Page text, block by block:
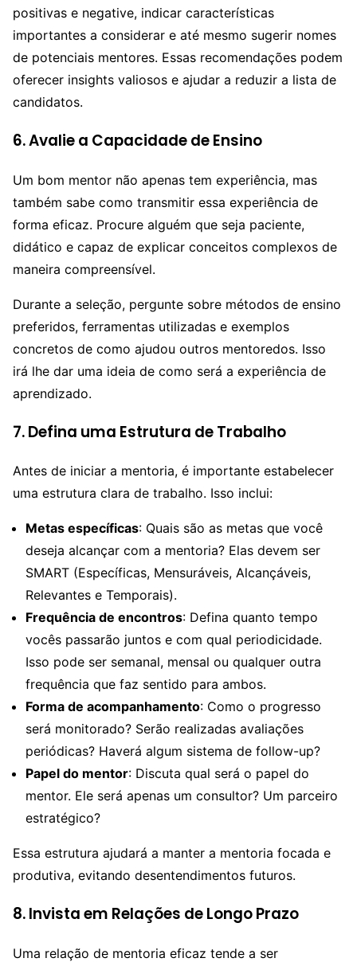
positivas e negative, indicar características
importantes a considerar e até mesmo sugerir nomes
de potenciais mentores. Essas recomendações podem
oferecer insights valiosos e ajudar a reduzir a lista de
candidatos.
6. Avalie a Capacidade de Ensino
Um bom mentor não apenas tem experiência, mas
também sabe como transmitir essa experiência de
forma eficaz. Procure alguém que seja paciente,
didático e capaz de explicar conceitos complexos de
maneira compreensível.
Durante a seleção, pergunte sobre métodos de ensino
preferidos, ferramentas utilizadas e exemplos
concretos de como ajudou outros mentoredos. Isso
irá lhe dar uma ideia de como será a experiência de
aprendizado.
7. Defina uma Estrutura de Trabalho
Antes de iniciar a mentoria, é importante estabelecer
uma estrutura clara de trabalho. Isso inclui:
Metas específicas: Quais são as metas que você
deseja alcançar com a mentoria? Elas devem ser
SMART (Específicas, Mensuráveis, Alcançáveis,
Relevantes e Temporais).
Frequência de encontros: Defina quanto tempo
vocês passarão juntos e com qual periodicidade.
Isso pode ser semanal, mensal ou qualquer outra
frequência que faz sentido para ambos.
Forma de acompanhamento: Como o progresso
será monitorado? Serão realizadas avaliações
periódicas? Haverá algum sistema de follow-up?
Papel do mentor: Discuta qual será o papel do
mentor. Ele será apenas um consultor? Um parceiro
estratégico?
Essa estrutura ajudará a manter a mentoria focada e
produtiva, evitando desentendimentos futuros.
8. Invista em Relações de Longo Prazo
Uma relação de mentoria eficaz tende a ser